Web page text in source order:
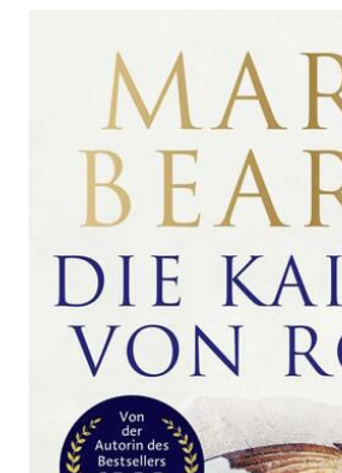
Die Kaiser von Rom
Zur Wunschliste hinzufügen
Herrscher über Volk und Reich
Von Mary Beard
Verlag: S. FISCHER
Buch
Hardcover